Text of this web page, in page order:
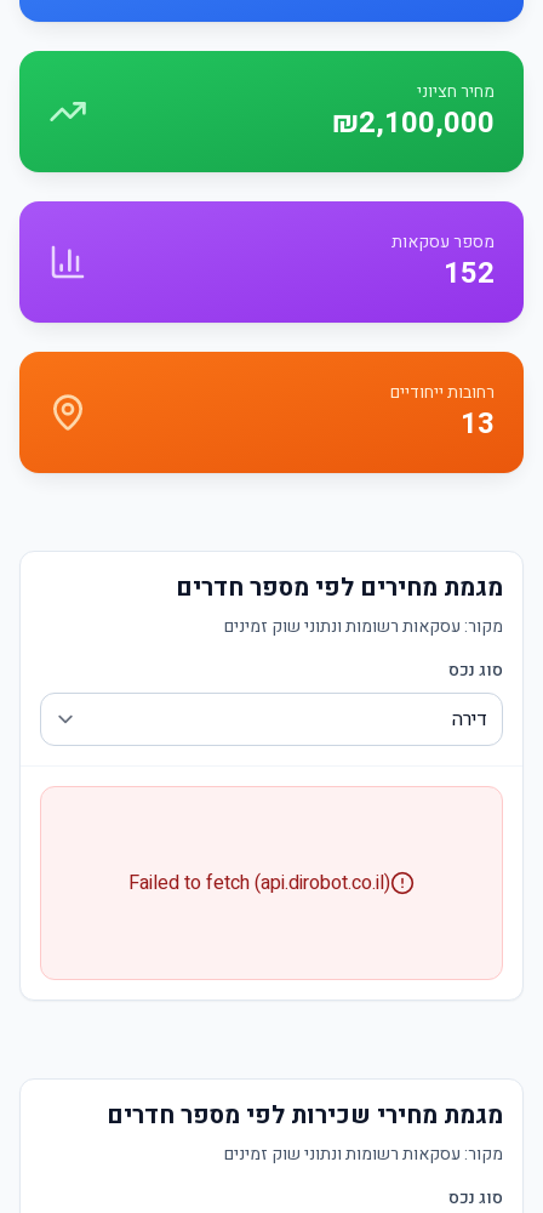
מחיר חציוני
₪2,100,000
מספר עסקאות
152
רחובות ייחודיים
13
מגמת מחירים לפי מספר חדרים
מקור: עסקאות רשומות ונתוני שוק זמינים
סוג נכס
Failed to fetch (api.dirobot.co.il)
מגמת מחירי שכירות לפי מספר חדרים
מקור: עסקאות רשומות ונתוני שוק זמינים
סוג נכס